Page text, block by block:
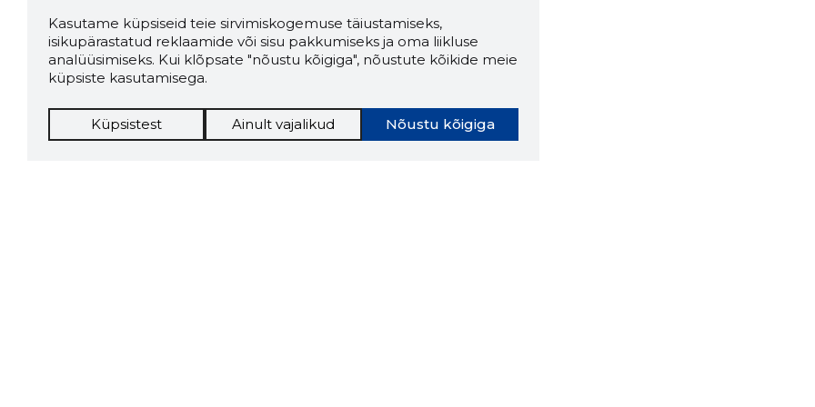
Kasutame küpsiseid teie sirvimiskogemuse täiustamiseks,
isikupärastatud reklaamide või sisu pakkumiseks ja oma liikluse
analüüsimiseks. Kui klõpsate "nõustu kõigiga", nõustute kõikide meie
küpsiste kasutamisega.
Nõustu kõigiga
Küpsistest Ainult vajalikud